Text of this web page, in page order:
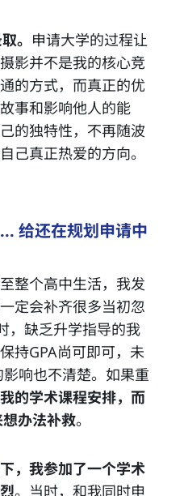
。 申请大学的过程让
影并不是我的核心竞
的方式，而真正的优
事和影响他人的能
的独特性，不再随波
己真正热爱的方向。
给还在规划申请中
整个高中生活，我发
定会补齐很多当初忽
，缺乏升学指导的我
持GPA尚可即可，未
响也不清楚。如果重
的学术课程安排，而
办法补救。
，我参加了一个学术
。当时，和我同时申